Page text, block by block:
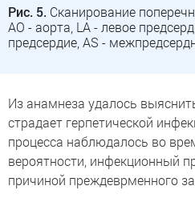
Рис. 5. Сканирование
АО - аорта, LA - левое
предсердие, AS -
Из анамнеза удалось
страдает герпетической
процесса наблюдалось во
вероятности, инфекционный
причиной преждеврменного